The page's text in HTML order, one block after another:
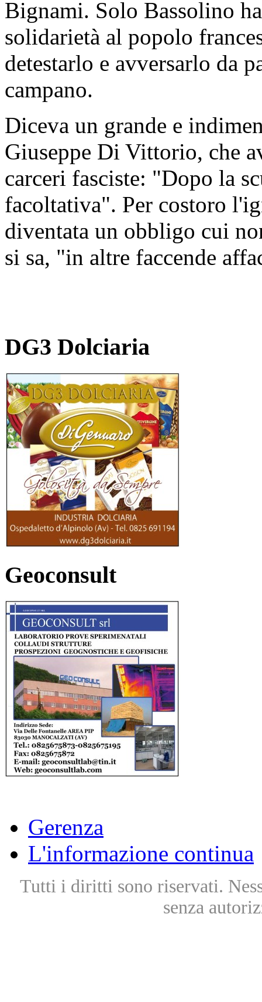
Bignami. Solo Bassolino
solidarietà al popolo
detestarlo e avversarlo da
campano.
Diceva un grande e
Giuseppe Di Vittorio, che
carceri fasciste: "Dopo la
facoltativa". Per costoro
diventata un obbligo cui
si sa, "in altre faccende
DG3 Dolciaria
Geoconsult
Gerenza
L'informazione continua
Tutti i diritti sono riservati.
senza